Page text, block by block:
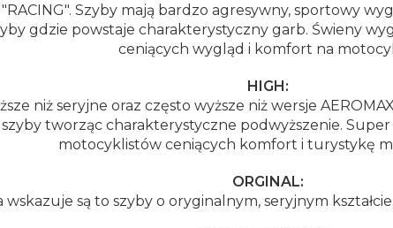
Szyby mają bardzo agresywny, sportowy
gdzie powstaje charakterystyczny garb. Świeny
ceniących wygląd i komfort na
HIGH:
niż seryjne oraz często wyższe niż wersje
tworząc charakterystyczne podwyższenie.
motocyklistów ceniących komfort i turystykę
ORGINAL:
wskazuje są to szyby o oryginalnym, seryjnym